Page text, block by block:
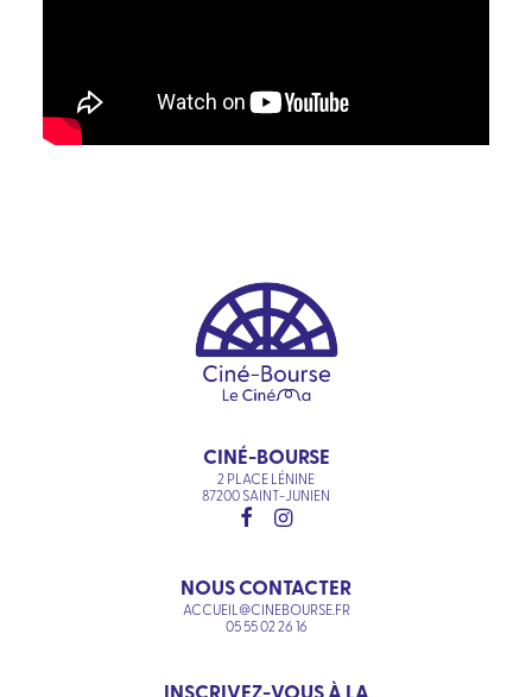
CINÉ-BOURSE
2 PLACE LÉNINE
87200 SAINT-JUNIEN
NOUS CONTACTER
ACCUEIL@CINEBOURSE.FR
05 55 02 26 16
INSCRIVEZ-VOUS À LA